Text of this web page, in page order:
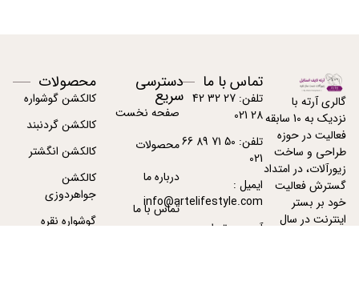
گالری آرته با
نزدیک به 10 سابقه
فعالیت در حوزه
طراحی و ساخت
زیورآلات، در امتداد
گسترش فعالیت
خود بر بستر
اینترنت در سال
تماس با ما
تلفن: 27 32 42
28 021
تلفن: 50 71 89 66
021
ایمیل :
info@artelifestyle.com
آدرس : تهران -
دسترسی
سریع
صفحه نخست
محصولات
درباره ما
تماس با ما
محصولات
کالکشن گوشواره
کالکشن گردنبند
کالکشن انگشتر
کالکشن
جواهردوزی
گوشواره نقره